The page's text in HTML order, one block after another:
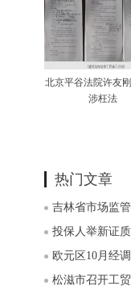
北京平谷法院许友
涉枉法
热门文章
吉林省市场监
投保人举新证
欧元区10月经
松滋市召开工